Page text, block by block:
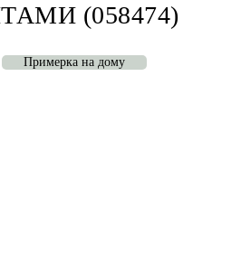
(058474)
Примерка на дому